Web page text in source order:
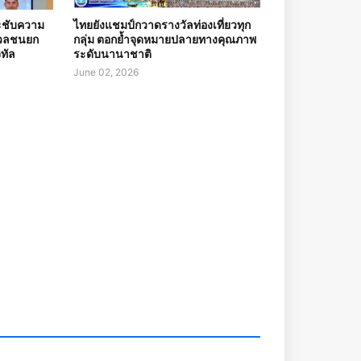
บความ
ลชนยก
ล
ไทยยังแชมป์กวาดรางวัลท่องเที่ยวทุก
กลุ่ม ตอกย้ำจุดหมายปลายทางคุณภาพ
ระดับนานาชาติ
June 02, 2026